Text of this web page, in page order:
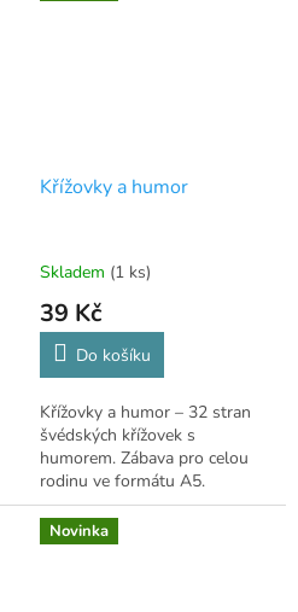
Křížovky a humor
Skladem (1 ks)
39 Kč
Do košíku
Křížovky a humor – 32 stran
švédských křížovek s
humorem. Zábava pro celou
rodinu ve formátu A5.
Novinka